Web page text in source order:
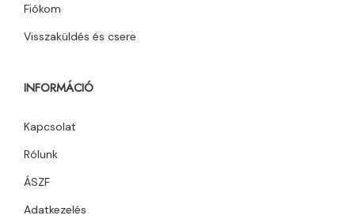
Fiókom
Visszaküldés és csere
INFORMÁCIÓ
Kapcsolat
Rólunk
ÁSZF
Adatkezelés